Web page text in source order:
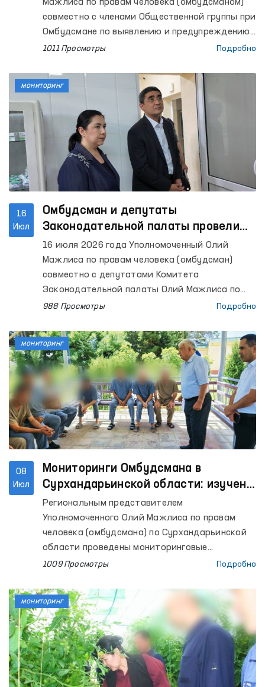
Мажлиса по правам человека (омбудсманом)
совместно с членами Общественной группы при
Омбудсмане по выявлению и предупреждению
случаев пыток осуществлен мониторинговый
Ташкентской области.
1011 Просмотры Подробно
16
Июл
Омбудсман и депутаты
Законодательной палаты провели
мониторинг ряда закрытых
учреждений в Ташкенте
16 июля 2026 года Уполномоченный Олий
Мажлиса по правам человека (омбудсман)
совместно с депутатами Комитета
Законодательной палаты Олий Мажлиса по
международным делам, вопросам обороны и
в специальный приемник для содержания лиц,
подвергнутых административному аресту, а
также в Центр реабилитации лиц без
определенного места жительства в городе
Ташкенте.
988 Просмотры Подробно
мониторинг
08
Июл
Мониторинги Омбудсмана в
Сурхандарьинской области: изучено
исполнение ранее данных
рекомендаций
Региональным представителем
Уполномоченного Олий Мажлиса по правам
человека (омбудсмана) по Сурхандарьинской
области проведены мониторинговые
посещения изоляторов временного
Джаркурганского района, Специального
приёмника для лиц, подвергнутых
административному аресту УВД
Сурхандарьинской области (Специальный
приёмник), Центра реабилитации для лиц без
определённого места жительства,
Сурхандарьинского филиала
1009 Просмотры Подробно
мониторинг
мониторинг